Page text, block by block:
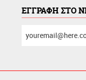
ΕΓΓΡΑΦΗ ΣΤΟ
το